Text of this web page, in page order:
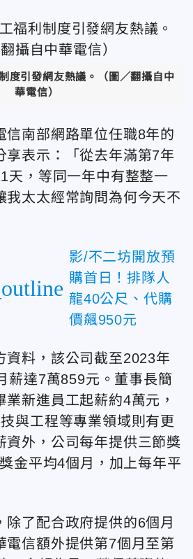
度引發網友熱議。（圖／翻攝自中
華電信）
信南部網路單位任職8年的
享表示：「從去年滿第7年
天，等同一年中有整整一
我太太經常詢問為何今天不
影/不二坊開放預
購首日！排隊人
龍40公尺、代購
價飆950元
資料，該公司截至2023年
薪達7萬859元。董事長簡
新進員工起薪約4萬元，
與工程等專業領域則有更
資外，公司每年提供三節獎
金平均4個月，加上每年平
除了配合政府提供的6個月
電信額外提供第7個月至第